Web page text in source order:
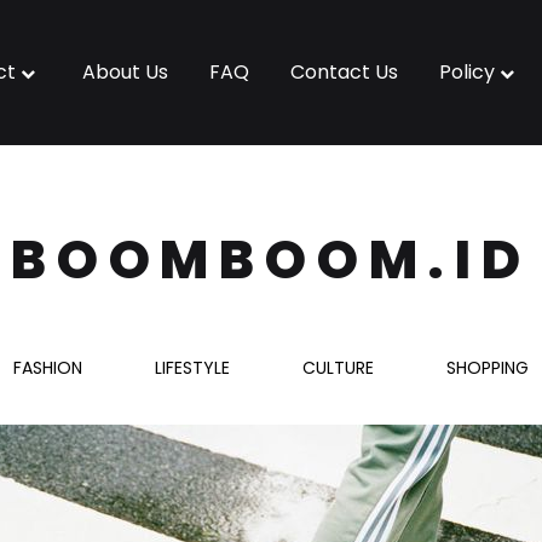
About Us FAQ Contact Us Policy
BOOMBOOM.ID
FASHION LIFESTYLE CULTURE SHOPPING